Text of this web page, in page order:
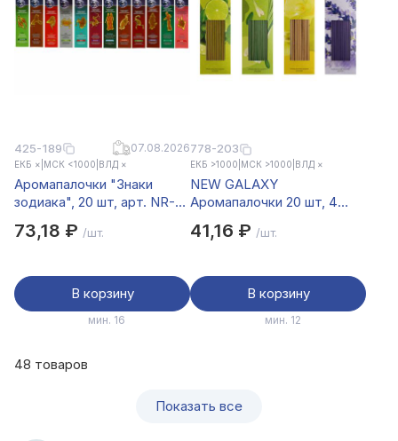
425-189 07.08.2026
ЕКБ × МСК <1000 ВЛД ×
Аромапалочки "Знаки
зодиака", 20 шт, арт. NR-
73,18 ₽ /шт.
В корзину
мин. 16
778-203
ЕКБ >1000 МСК >1000 ВЛД ×
NEW GALAXY
Аромапалочки 20 шт, 4
лемонграсс, ваниль
41,16 ₽ /шт.
В корзину
мин. 12
48 товаров
Показать все